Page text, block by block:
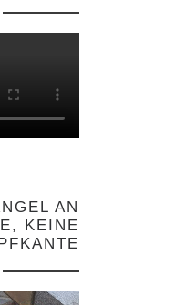
AN
KEINE